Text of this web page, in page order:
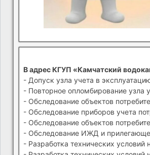
В адрес КГУП «Камчатский
- Допуск узла учета в
- Повторное опломбирование узла
- Обследование объектов
- Обследование приборов учета
- Обследование объектов
- Обследование ИЖД и
- Разработка технических